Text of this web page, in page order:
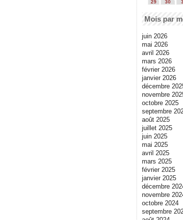
29
30
Mois par
juin 2026
mai 2026
avril 2026
mars 2026
février 2026
janvier 2026
décembre
novembre
octobre 2025
septembre
août 2025
juillet 2025
juin 2025
mai 2025
avril 2025
mars 2025
février 2025
janvier 2025
décembre
novembre
octobre 2024
septembre